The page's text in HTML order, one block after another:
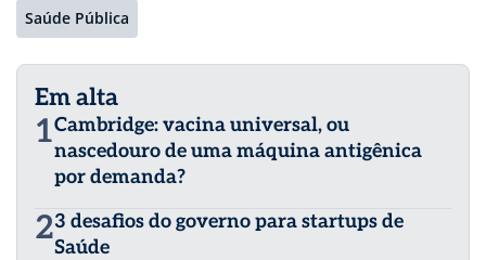
Saúde Pública
Em alta
1Cambridge: vacina universal, ou
nascedouro de uma máquina antigênica
por demanda?
23 desafios do governo para startups de
Saúde